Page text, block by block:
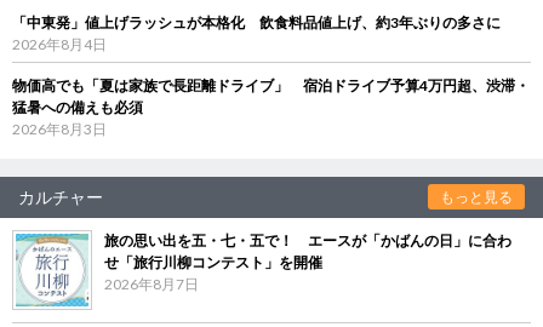
「中東発」値上げラッシュが本格化 飲食料品値上げ、約3年ぶりの多さに
2026年8月4日
物価高でも「夏は家族で長距離ドライブ」 宿泊ドライブ予算4万円超、渋滞・
猛暑への備えも必須
2026年8月3日
カルチャー もっと見る
旅の思い出を五・七・五で！ エースが「かばんの日」に合わ
せ「旅行川柳コンテスト」を開催
2026年8月7日